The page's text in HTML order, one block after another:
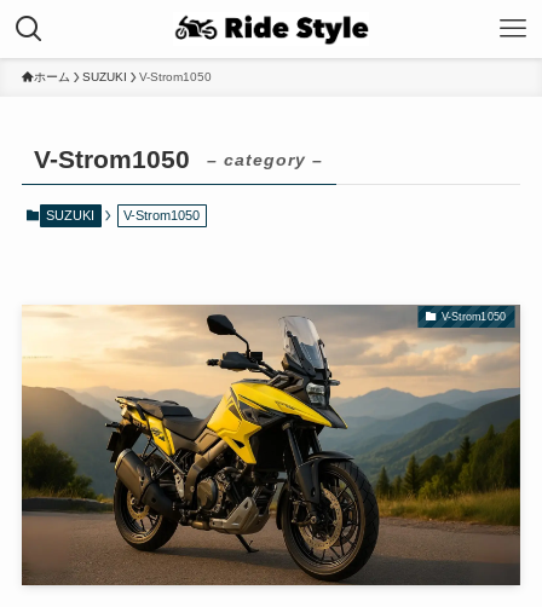
ホーム SUZUKI V-Strom1050
V-Strom1050 – category –
SUZUKI V-Strom1050
V-Strom1050